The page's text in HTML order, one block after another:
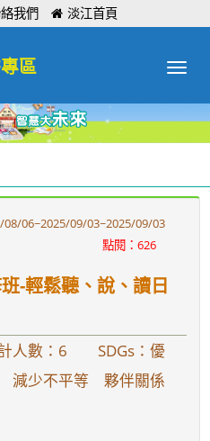
我們 淡江首頁
Toggle
區
08/06~2025/09/03~2025/09/03
點閱：626
-輕鬆聽、說、讀日
人數：6
SDGs：優
減少不平等 夥伴關係